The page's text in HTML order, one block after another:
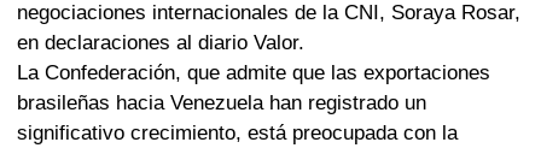
negociaciones internacionales de la CNI, Soraya Rosar,
en declaraciones al diario Valor.
La Confederación, que admite que las exportaciones
brasileñas hacia Venezuela han registrado un
significativo crecimiento, está preocupada con la